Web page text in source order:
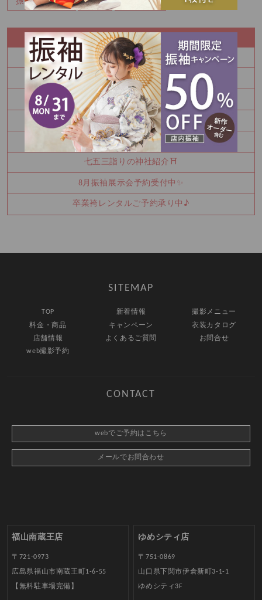
RECENT ENTRY
夏休み中にお振袖決めてみませんか
8月 夏の特別展示会 ご予約枠残りわずかです！！
Half Birthday‪‪*°♡
8月 振袖特別展示会 ご予約受付中です！！
Happy Birthday🎉
七五三詣りの神社紹介⛩️
8月振袖展示会予約受付中✨
卒業袴レンタルご予約承り中♪
SITEMAP
TOP 新着情報
撮影メニュー
料金・商品
キャンペーン
衣装カタログ
店舗情報
よくあるご質問
お問合せ
web撮影予約
CONTACT
webでご予約はこちら
メールでお問合わせ
福山南蔵王店
〒721-0973
広島県福山市南蔵王町1-6-55
【無料駐車場完備】
ゆめシティ店
〒751-0869
山口県下関市伊倉新町3-1-1
ゆめシティ3F